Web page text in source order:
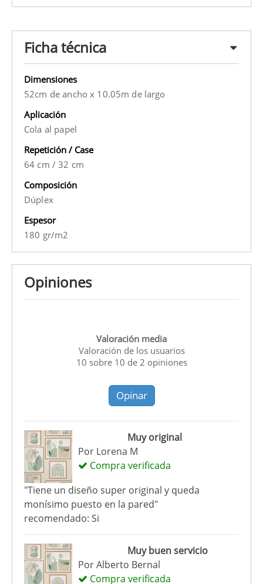
Ficha técnica
Dimensiones
52cm de ancho x 10.05m de largo
Aplicación
Cola al papel
Repetición / Case
64 cm /32 cm
Composición
Dúplex
Espesor
180 gr/m2
Opiniones
Valoración media
Valoración de los usuarios
10 sobre 10 de 2 opiniones
Opinar
Muy original
Por Lorena M
Compra verificada
"Tiene un diseño super original y queda
monísimo puesto en la pared"
recomendado: Si
Muy buen servicio
Por Alberto Bernal
Compra verificada